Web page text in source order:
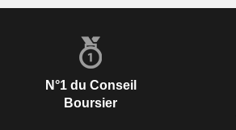
N°1 du Conseil
Boursier